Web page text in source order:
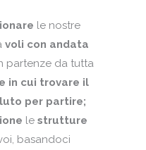
le nostre
voli con andata
partenze da tutta
in cui trovare il
per partire;
le strutture
basandoci